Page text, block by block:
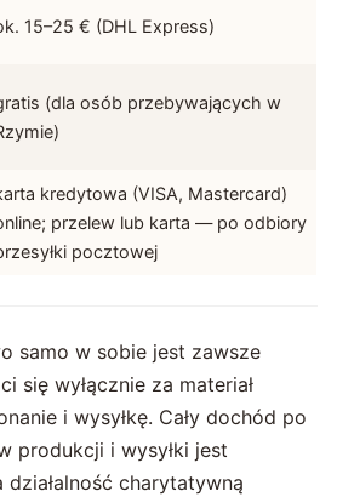
15–25 € (DHL Express)
(dla osób przebywających w
kredytowa (VISA, Mastercard)
przelew lub karta — po odbiory
pocztowej
samo w sobie jest zawsze
się wyłącznie za materiał
i wysyłkę. Cały dochód po
produkcji i wysyłki jest
działalność charytatywną